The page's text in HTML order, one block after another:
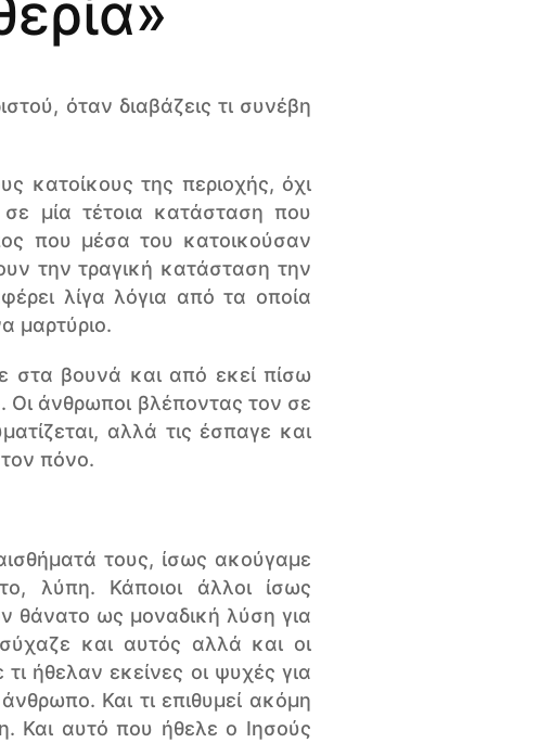
όταν διαβάζεις τι συνέβη
κατοίκους της περιοχής, όχι
μία τέτοια κατάσταση που
που μέσα του κατοικούσαν
την τραγική κατάσταση την
λίγα λόγια από τα οποία
μαρτύριο.
στα βουνά και από εκεί πίσω
Οι άνθρωποι βλέποντας τον σε
αλλά τις έσπαγε και
πόνο.
τους, ίσως ακούγαμε
λύπη. Κάποιοι άλλοι ίσως
θάνατο ως μοναδική λύση για
και αυτός αλλά και οι
ήθελαν εκείνες οι ψυχές για
Και τι επιθυμεί ακόμη
Και αυτό που ήθελε ο Ιησούς